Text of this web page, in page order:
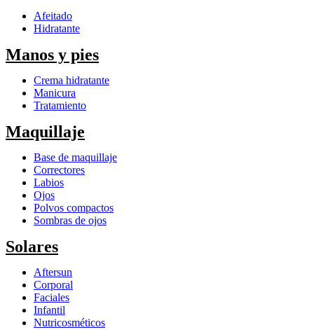
Afeitado
Hidratante
Manos y pies
Crema hidratante
Manicura
Tratamiento
Maquillaje
Base de maquillaje
Correctores
Labios
Ojos
Polvos compactos
Sombras de ojos
Solares
Aftersun
Corporal
Faciales
Infantil
Nutricosméticos